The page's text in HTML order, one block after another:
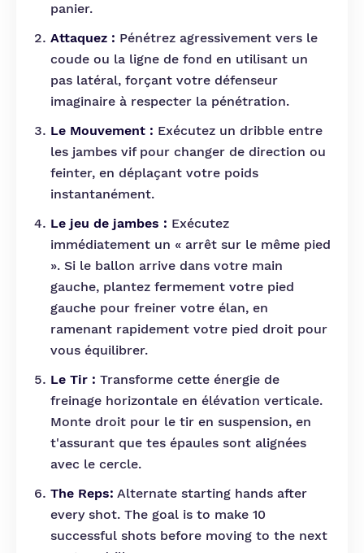
panier.
Attaquez : Pénétrez agressivement vers le
coude ou la ligne de fond en utilisant un
pas latéral, forçant votre défenseur
imaginaire à respecter la pénétration.
Le Mouvement : Exécutez un dribble entre
les jambes vif pour changer de direction ou
feinter, en déplaçant votre poids
instantanément.
Le jeu de jambes : Exécutez
immédiatement un « arrêt sur le même pied
». Si le ballon arrive dans votre main
gauche, plantez fermement votre pied
gauche pour freiner votre élan, en
ramenant rapidement votre pied droit pour
vous équilibrer.
Le Tir : Transforme cette énergie de
freinage horizontale en élévation verticale.
Monte droit pour le tir en suspension, en
t'assurant que tes épaules sont alignées
avec le cercle.
The Reps: Alternate starting hands after
every shot. The goal is to make 10
successful shots before moving to the next